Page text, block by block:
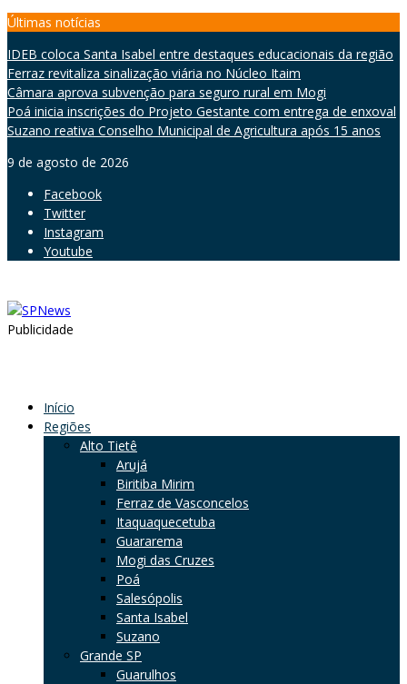
Skip
content
Últimas notícias
IDEB coloca Santa Isabel entre destaques educacionais da região
Ferraz revitaliza sinalização viária no Núcleo Itaim
Câmara aprova subvenção para seguro rural em Mogi
Poá inicia inscrições do Projeto Gestante com entrega de enxoval
Suzano reativa Conselho Municipal de Agricultura após 15 anos
9 de agosto de 2026
Facebook
Twitter
Instagram
Youtube
Publicidade
Início
Regiões
Alto Tietê
Arujá
Biritiba Mirim
Ferraz de Vasconcelos
Itaquaquecetuba
Guararema
Mogi das Cruzes
Poá
Salesópolis
Santa Isabel
Suzano
Grande SP
Guarulhos